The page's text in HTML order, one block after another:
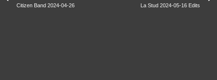
Citizen Band 2024-04-26
La Stud 2024-05-16 Edits